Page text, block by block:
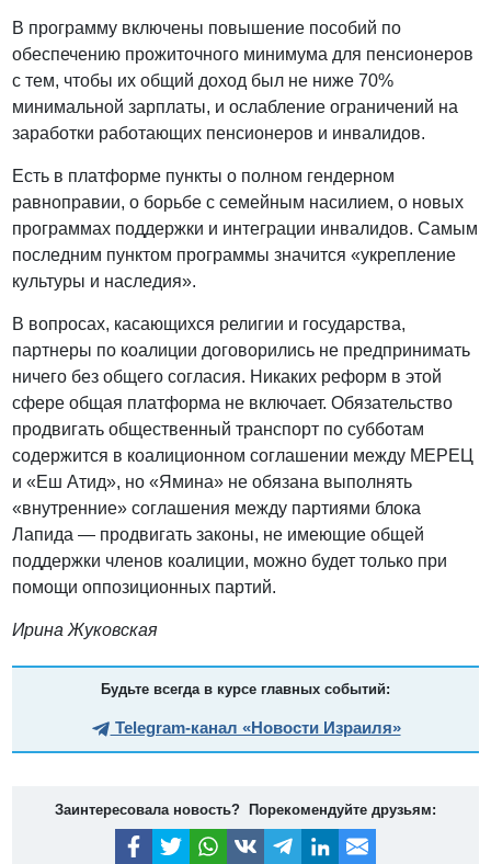
В программу включены повышение пособий по
обеспечению прожиточного минимума для пенсионеров
с тем, чтобы их общий доход был не ниже 70%
минимальной зарплаты, и ослабление ограничений на
заработки работающих пенсионеров и инвалидов.
Есть в платформе пункты о полном гендерном
равноправии, о борьбе с семейным насилием, о новых
программах поддержки и интеграции инвалидов. Самым
последним пунктом программы значится «укрепление
культуры и наследия».
В вопросах, касающихся религии и государства,
партнеры по коалиции договорились не предпринимать
ничего без общего согласия. Никаких реформ в этой
сфере общая платформа не включает. Обязательство
продвигать общественный транспорт по субботам
содержится в коалиционном соглашении между МЕРЕЦ
и «Еш Атид», но «Ямина» не обязана выполнять
«внутренние» соглашения между партиями блока
Лапида — продвигать законы, не имеющие общей
поддержки членов коалиции, можно будет только при
помощи оппозиционных партий.
Ирина Жуковская
Будьте всегда в курсе главных событий:
Telegram-канал «Новости Израиля»
Заинтересовала новость? Порекомендуйте друзьям: